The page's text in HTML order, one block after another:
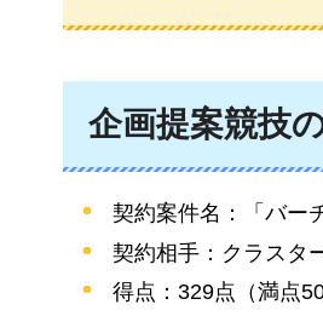
企画提案競技
契約案件名：「バー
契約相手：クラスタ
得点：329点（満点